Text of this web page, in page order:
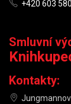
+420 603
Smluvní
Kontakty: